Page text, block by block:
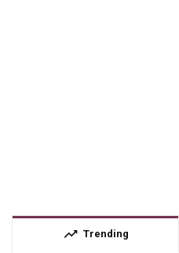
trending_up Trending